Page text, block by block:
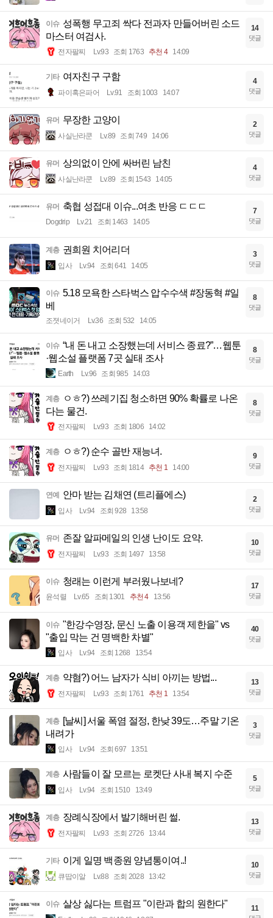
이슈 성폭행 무고죄 싹다 전과자 만들어버린 소드
마스터 여검사.
전자팔찌 Lv.93 조회 1763 추천 4 14:09
14
댓글
기타 여자친구 구함
파이혹은파어 Lv.91 조회 1003 14:07
4
댓글
유머 무장한 고양이
사실난라쿤 Lv.89 조회 749 14:06
2
댓글
유머 상의없이 안에 싸버린 남친
사실난라쿤 Lv.89 조회 1543 14:05
4
댓글
유머 축협 성접대 이슈...여초 반응 ㄷㄷㄷ
Dogdrip Lv.21 조회 1463 14:05
7
댓글
계층 권희원 치어리더
입사 Lv.94 조회 641 14:05
3
댓글
이슈 5.18 모욕한 스타벅스 압수수색 #장동혁 #일
베
조졋네이거 Lv.36 조회 532 14:05
8
댓글
이슈 “내 돈 내고 소장했는데 서비스 종료?”…웹툰
·웹소설 플랫폼 7곳 실태 조사
Earth Lv.96 조회 985 14:03
8
댓글
계층
ㅇㅎ?) 쓰레기집 청소하면 90% 확률로 나온
다는 물건.
전자팔찌 Lv.93 조회 1806 14:02
8
댓글
계층 ㅇㅎ?) 순수 골반 재능녀.
전자팔찌 Lv.93 조회 1814 추천 1 14:00
9
댓글
연예 안마 받는 김채연 (트리플에스)
입사 Lv.94 조회 928 13:58
2
댓글
유머 존잘 알파메일의 인생 난이도 요약.
전자팔찌 Lv.93 조회 1497 13:58
10
댓글
이슈 청래는 이런게 부러웠나보네?
윤석렬 Lv.65 조회 1301 추천 4 13:56
17
댓글
이슈 "한강수영장, 문신 노출 이용객 제한을" vs
"출입 막는 건 명백한 차별"
입사 Lv.94 조회 1268 13:54
40
댓글
계층 약혐?) 어느 남자가 식비 아끼는 방법...
전자팔찌 Lv.93 조회 1761 추천 1 13:54
13
댓글
계층 [날씨] 서울 폭염 절정, 한낮 39도…주말 기온
내려가
입사 Lv.94 조회 697 13:51
3
댓글
계층 사람들이 잘 모르는 로켓단 사내 복지 수준
입사 Lv.94 조회 1510 13:49
5
댓글
계층 장례식장에서 발기해버린 썰.
전자팔찌 Lv.93 조회 2726 13:44
13
댓글
기타 이게 일명 백종원 양념통이여..!
큐땁이알 Lv.88 조회 2028 13:42
10
댓글
이슈 살상 싫다는 트럼프 "이란과 합의 원한다" 11